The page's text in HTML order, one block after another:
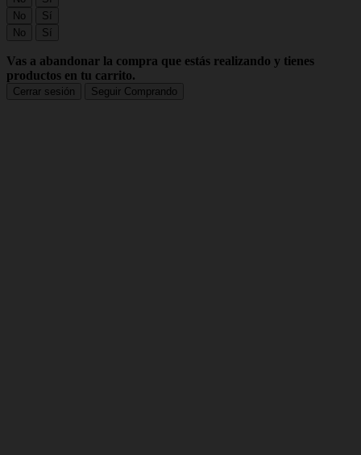
No
Sí
No
Sí
Vas a abandonar la compra que estás realizando y tienes
productos en tu carrito.
Cerrar sesión Seguir Comprando